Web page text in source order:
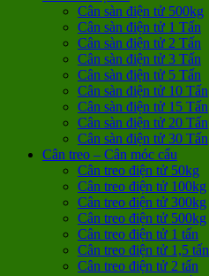
Cân sàn điện tử 500kg
Cân sàn điện tử 1 Tấn
Cân sàn điện tử 2 Tấn
Cân sàn điện tử 3 Tấn
Cân sàn điện tử 5 Tấn
Cân sàn điện tử 10 Tấn
Cân sàn điện tử 15 Tấn
Cân sàn điện tử 20 Tấn
Cân sàn điện tử 30 Tấn
Cân treo – Cân móc cẩu
Cân treo điện tử 50kg
Cân treo điện tử 100kg
Cân treo điện tử 300kg
Cân treo điện tử 500kg
Cân treo điện tử 1 tấn
Cân treo điện tử 1,5 tấn
Cân treo điện tử 2 tấn